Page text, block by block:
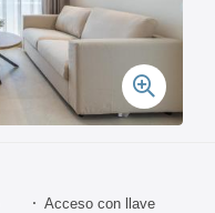
Acceso con llave